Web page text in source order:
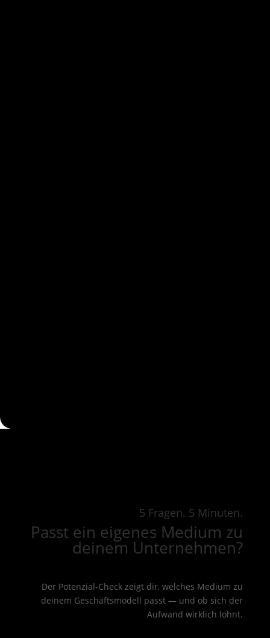
5 Fragen. 5 Minuten.
Passt ein eigenes Medium zu
deinem Unternehmen?
Der Potenzial-Check zeigt dir, welches Medium zu
deinem Geschäftsmodell passt — und ob sich der
Aufwand wirklich lohnt.